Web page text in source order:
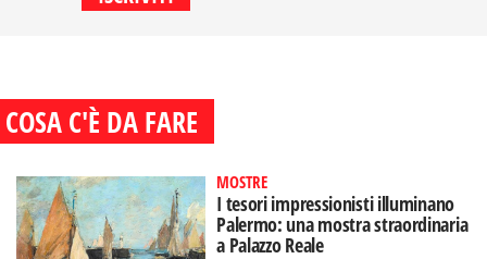
COSA C'È DA FARE
MOSTRE
I tesori impressionisti illuminano
Palermo: una mostra straordinaria
a Palazzo Reale